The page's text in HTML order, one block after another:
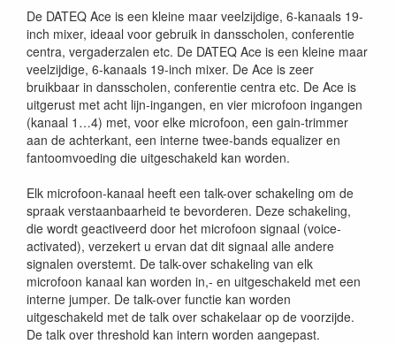
De DATEQ Ace is een kleine maar veelzijdige, 6-kanaals 19-
inch mixer, ideaal voor gebruik in dansscholen, conferentie
centra, vergaderzalen etc. De DATEQ Ace is een kleine maar
veelzijdige, 6-kanaals 19-inch mixer. De Ace is zeer
bruikbaar in dansscholen, conferentie centra etc. De Ace is
uitgerust met acht lijn-ingangen, en vier microfoon ingangen
(kanaal 1…4) met, voor elke microfoon, een gain-trimmer
aan de achterkant, een interne twee-bands equalizer en
fantoomvoeding die uitgeschakeld kan worden.
Elk microfoon-kanaal heeft een talk-over schakeling om de
spraak verstaanbaarheid te bevorderen. Deze schakeling,
die wordt geactiveerd door het microfoon signaal (voice-
activated), verzekert u ervan dat dit signaal alle andere
signalen overstemt. De talk-over schakeling van elk
microfoon kanaal kan worden in,- en uitgeschakeld met een
interne jumper. De talk-over functie kan worden
uitgeschakeld met de talk over schakelaar op de voorzijde.
De talk over threshold kan intern worden aangepast.